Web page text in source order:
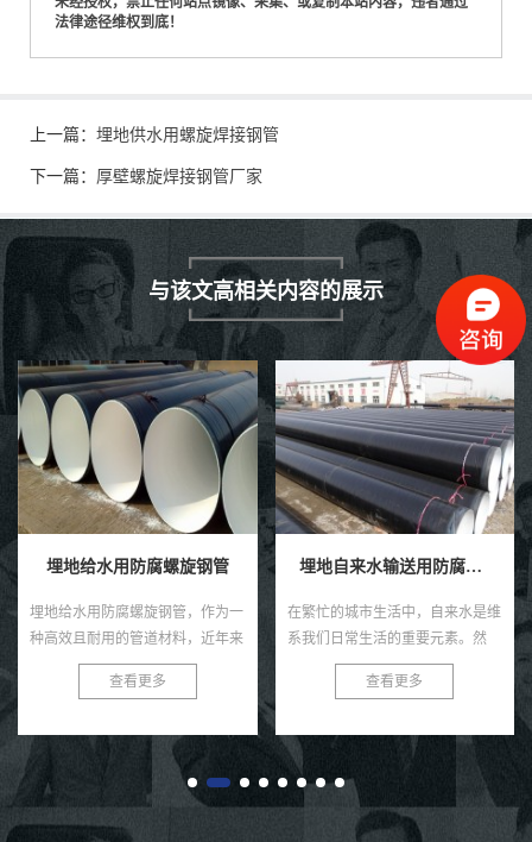
法律途径维权到底！
上一篇： 埋地供水用螺旋焊接钢管
下一篇： 厚壁螺旋焊接钢管厂家
与该文高相关内容的展示
埋地给水用防腐螺旋钢管
埋地给水用防腐螺旋钢管，作为一
种高效且耐用的管道材料，近年来
在各类给水工程中得到了广泛的应
用。这种钢管以其独特的螺旋结
性...
查看更多
埋地自来水输送用防腐钢管
在繁忙的城市生活中，自来水是维
系我们日常生活的重要元素。然
而，很少有人注意到，正是那些深
埋在地下的防腐钢管，默默承担着
我...
查看更多